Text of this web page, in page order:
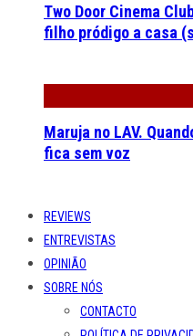
Two Door Cinema
filho pródigo a casa
Maruja no LAV.
fica sem voz
REVIEWS
ENTREVISTAS
OPINIÃO
SOBRE NÓS
CONTACTO